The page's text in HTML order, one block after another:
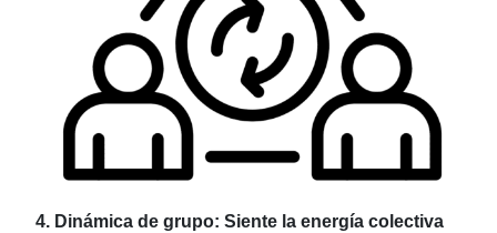
4. Dinámica de grupo: Siente la energía colectiva